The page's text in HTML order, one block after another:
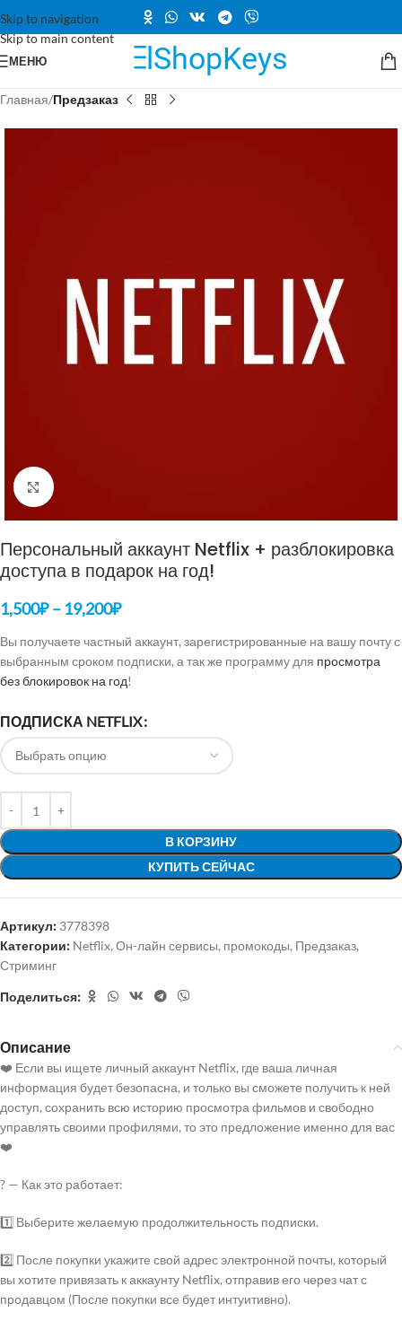
Skip to navigation
Skip to main content
МЕНЮ
Главная Предзаказ
Нажмите, чтобы увеличить
Персональный аккаунт Netflix + разблокировка
доступа в подарок на год!
1,500₽– 19,200₽
Вы получаете частный аккаунт, зарегистрированные на вашу почту с
выбранным сроком подписки, а так же программу для просмотра
без блокировок на год!
ПОДПИСКА NETFLIX
В КОРЗИНУ
КУПИТЬ СЕЙЧАС
Артикул: 3778398
Категории: Netflix, Он-лайн сервисы, промокоды, Предзаказ,
Стриминг
Поделиться:
Описание
❤️ Если вы ищете личный аккаунт Netflix, где ваша личная
информация будет безопасна, и только вы сможете получить к ней
доступ, сохранить всю историю просмотра фильмов и свободно
управлять своими профилями, то это предложение именно для вас
❤️
? — Как это работает:
1️⃣ Выберите желаемую продолжительность подписки.
2️⃣ После покупки укажите свой адрес электронной почты, который
вы хотите привязать к аккаунту Netflix, отправив его через чат с
продавцом (После покупки все будет интуитивно).